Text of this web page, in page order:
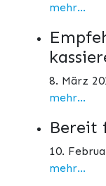
mehr...
8. März
mehr...
Bereit
10.
mehr...